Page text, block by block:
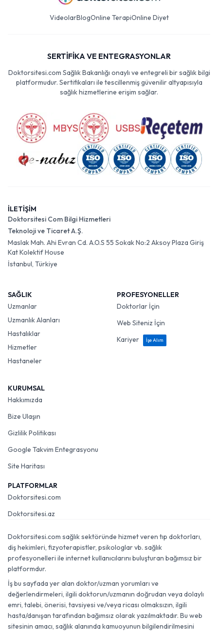
VideolarBlogOnline TerapiOnline Diyet
SERTİFİKA VE ENTEGRASYONLAR
Doktorsitesi.com Sağlık Bakanlığı onaylı ve entegreli bir sağlık bilgi
platformudur. Sertifikaları ile tescillenmiş güvenilir altyapısıyla
sağlık hizmetlerine erişim sağlar.
İLETİŞİM
Doktorsitesi Com Bilgi Hizmetleri
Teknoloji ve Ticaret A.Ş.
Maslak Mah. Ahi Evran Cd. A.O.S 55 Sokak No:2 Aksoy Plaza Giriş
Kat Kolektif House
İstanbul, Türkiye
SAĞLIK
Uzmanlar
Uzmanlık Alanları
Hastalıklar
Hizmetler
Hastaneler
PROFESYONELLER
Doktorlar İçin
Web Siteniz İçin
Kariyer
İşe Alım
KURUMSAL
Hakkımızda
Bize Ulaşın
Gizlilik Politikası
Google Takvim Entegrasyonu
Site Haritası
PLATFORMLAR
Doktorsitesi.com
Doktorsitesi.az
Doktorsitesi.com sağlık sektöründe hizmet veren tıp doktorları,
diş hekimleri, fizyoterapistler, psikologlar vb. sağlık
profesyonelleri ile internet kullanıcılarını buluşturan bağımsız bir
platformdur.
İş bu sayfada yer alan doktor/uzman yorumları ve
değerlendirmeleri, ilgili doktorun/uzmanın doğrudan veya dolaylı
emri, talebi, önerisi, tavsiyesi ve/veya ricası olmaksızın, ilgili
hasta/danışan tarafından bağımsız olarak yazılmaktadır. Bu web
sitesinin amacı, sağlık alanında kamuoyunun bilgilendirilmesini